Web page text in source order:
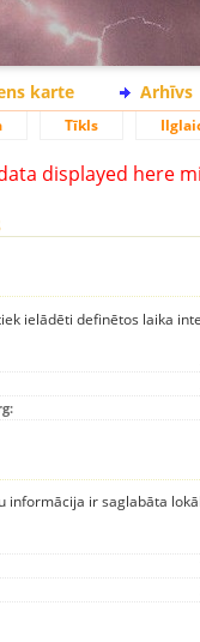
karte Arhīvs
Tīkls
displayed here
ielādēti definētos laika
informācija ir saglabāta